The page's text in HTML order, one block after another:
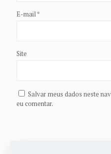
E-mail*
Site
Salvar meus dados neste
eu comentar.